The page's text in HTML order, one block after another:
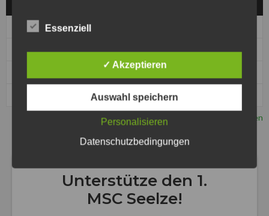
Club
1. MSC Seelze e.V. im ADAC- Jugend
MSC Kobra Malchin – Jugend
Vollständige Tabelle ansehen
Essenziell
✓ Akzeptieren
Auswahl speichern
Personalisieren
Datenschutzbedingungen